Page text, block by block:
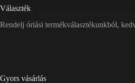
Választék
Rendelj óriási termékválasztékunkból,
Gyors vásárlás